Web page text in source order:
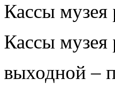
Кассы музея
Кассы
выходной –